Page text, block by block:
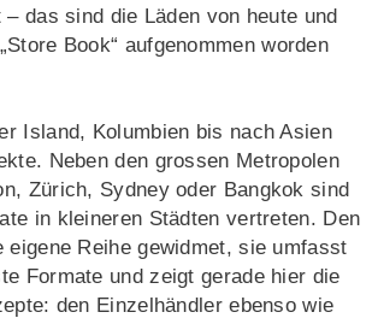
das sind die Läden von heute und
Book“ aufgenommen worden
Island, Kolumbien bis nach Asien
Neben den grossen Metropolen
Zürich, Sydney oder Bangkok sind
in kleineren Städten vertreten. Den
eigene Reihe gewidmet, sie umfasst
Formate und zeigt gerade hier die
den Einzelhändler ebenso wie